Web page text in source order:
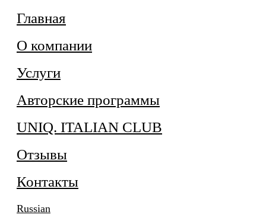
Главная
О компании
Услуги
Авторские программы
UNIQ. ITALIAN CLUB
Отзывы
Контакты
Russian